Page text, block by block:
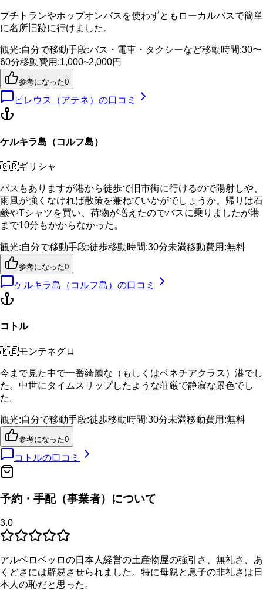
プチトランやホップオンバスを使わずともローカルバスで簡単
に名所旧跡に行けました。
観光:自分で移動手段:バス・電車・タクシーなど移動時間:30〜
60分移動費用 :1,000~2,000円
参考になった0
ピレウス（アテネ） の口コミ
ケルキラ島（コルフ島）
🇬🇷ギリシャ
バスもありますが港から徒歩で旧市街に行けるので陽射しや、
雨風が強くなければ散策を兼ねていかがでしょうか。帰りは石
鹸やTシャツを買い、荷物が増えたのでバスに乗りましたが港
まで10分もかからなかった。
観光:自分で移動手段:徒歩移動時間:30分未満移動費用 :無料
参考になった0
ケルキラ島（コルフ島） の口コミ
コトル
🇲🇪モンテネグロ
今まで見た中で一番綺麗な（もしくはベネチアクラス）港でし
た。中世にタイムスリップしたような荘厳で静寂な景色でし
た。
観光:自分で移動手段:徒歩移動時間:30分未満移動費用 :無料
参考になった0
コトルの口コミ
予約・手配（事業者）について
3.0
アルベロベッロの日本人経営の土産物屋の強引さ、無礼さ、あ
くどさには辟易させられました。特に母親と息子の非礼さは日
本人の恥だと思った。